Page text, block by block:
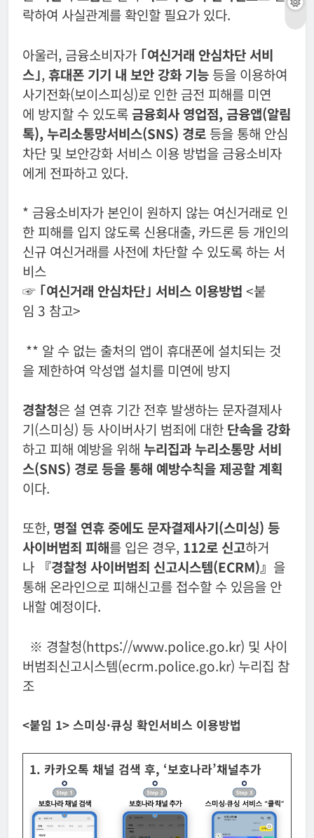
락하여 사실관계를 확인할 필요가 있다.
아울러, 금융소비자가 ｢여신거래 안심차단 서비
스｣, 휴대폰 기기 내 보안 강화 기능 등을 이용하여
사기전화(보이스피싱)로 인한 금전 피해를 미연
에 방지할 수 있도록금융회사 영업점, 금융앱(알림
톡), 누리소통망서비스(SNS) 경로 등을 통해 안심
차단 및 보안강화 서비스 이용 방법을 금융소비자
에게 전파하고 있다.
* 금융소비자가 본인이 원하지 않는 여신거래로 인
한 피해를 입지 않도록 신용대출, 카드론 등 개인의
신규 여신거래를 사전에 차단할 수 있도록 하는 서
비스
☞ ｢여신거래 안심차단｣ 서비스 이용방법 <붙
임 3 참고>
** 알 수 없는 출처의 앱이 휴대폰에 설치되는 것
을 제한하여 악성앱 설치를 미연에 방지
경찰청은 설 연휴 기간 전후 발생하는 문자결제사
기(스미싱) 등 사이버사기 범죄에 대한 단속을 강화
하고 피해 예방을 위해 누리집과 누리소통망 서비
스(SNS) 경로 등을 통해 예방수칙을 제공할 계획
이다.
또한, 명절 연휴 중에도 문자결제사기(스미싱) 등
사이버범죄 피해를 입은 경우, 112로 신고하거
나 『경찰청 사이버범죄 신고시스템(ECRM)』 을
통해 온라인으로 피해신고를 접수할 수 있음을 안
내할 예정이다.
※ 경찰청(https://www.police.go.kr) 및 사이
버범죄신고시스템(ecrm.police.go.kr) 누리집 참
조
<붙임 1> 스미싱·큐싱 확인서비스 이용방법
1. 카카오톡 채널 검색 후, ‘보호나라’채널추가